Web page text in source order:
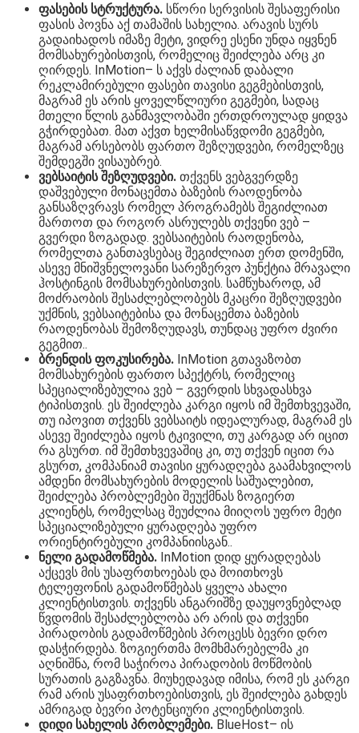
ფასების სტრუქტურა. სწორი სერვისის შესაფერისი
ფასის პოვნა აქ თამაშის სახელია. არავის სურს
გადაიხადოს იმაზე მეტი, ვიდრე ესენი უნდა იყვნენ
მომსახურებისთვის, რომელიც შეიძლება არც კი
ღირდეს. InMotion– ს აქვს ძალიან დაბალი
რეკლამირებული ფასები თავისი გეგმებისთვის,
მაგრამ ეს არის ყოველწლიური გეგმები, სადაც
მთელი წლის განმავლობაში ერთდროულად ყიდვა
გჭირდებათ. მათ აქვთ ხელმისაწვდომი გეგმები,
მაგრამ არსებობს ფართო შეზღუდვები, რომელზეც
შემდეგში ვისაუბრებ.
ვებსაიტის შეზღუდვები. თქვენს ვებგვერდზე
დაშვებული მონაცემთა ბაზების რაოდენობა
განსაზღვრავს რომელ პროგრამებს შეგიძლიათ
მართოთ და როგორ ასრულებს თქვენი ვებ –
გვერდი ზოგადად. ვებსაიტების რაოდენობა,
რომელთა განთავსებაც შეგიძლიათ ერთ დომენში,
ასევე მნიშვნელოვანი სარეზერვო პუნქტია მრავალი
ჰოსტინგის მომსახურებისთვის. სამწუხაროდ, ამ
მოძრაობის შესაძლებლობებს მკაცრი შეზღუდვები
უქმნის, ვებსაიტებისა და მონაცემთა ბაზების
რაოდენობას შემოზღუდავს, თუნდაც უფრო ძვირი
გეგმით..
ბრენდის ფოკუსირება. InMotion გთავაზობთ
მომსახურების ფართო სპექტრს, რომელიც
სპეციალიზებულია ვებ – გვერდის სხვადასხვა
ტიპისთვის. ეს შეიძლება კარგი იყოს იმ შემთხვევაში,
თუ იპოვით თქვენს ვებსაიტს იდეალურად, მაგრამ ეს
ასევე შეიძლება იყოს ტკივილი, თუ კარგად არ იცით
რა გსურთ. იმ შემთხვევაშიც კი, თუ თქვენ იცით რა
გსურთ, კომპანიამ თავისი ყურადღება გაამახვილოს
ამდენი მომსახურების მოდელის საშუალებით,
შეიძლება პრობლემები შეუქმნას ზოგიერთ
კლიენტს, რომელსაც შეუძლია მიიღოს უფრო მეტი
სპეციალიზებული ყურადღება უფრო
ორიენტირებული კომპანიისგან..
ნელი გადამოწმება. InMotion დიდ ყურადღებას
აქცევს მის უსაფრთხოებას და მოითხოვს
ტელეფონის გადამოწმებას ყველა ახალი
კლიენტისთვის. თქვენს ანგარიშზე დაუყოვნებლად
წვდომის შესაძლებლობა არ არის და თქვენი
პირადობის გადამოწმების პროცესს ბევრი დრო
დასჭირდება. ზოგიერთმა მომხმარებელმა კი
აღნიშნა, რომ საჭიროა პირადობის მოწმობის
სურათის გაგზავნა. მიუხედავად იმისა, რომ ეს კარგი
რამ არის უსაფრთხოებისთვის, ეს შეიძლება გახდეს
ამრიგად ბევრი პოტენციური კლიენტისთვის.
დიდი სახელის პრობლემები. BlueHost– ის